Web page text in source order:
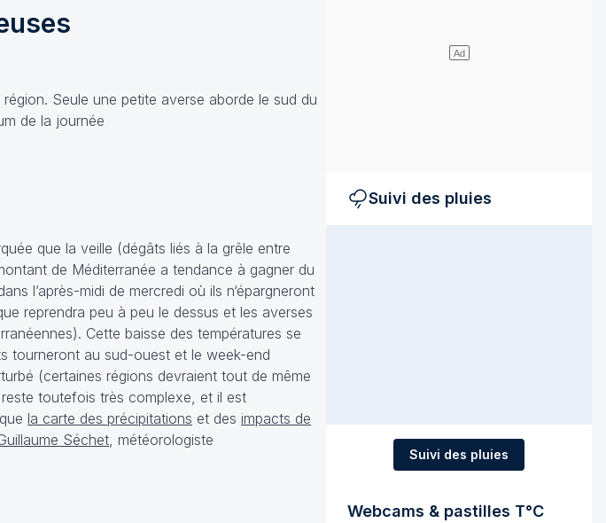
Seule une petite averse aborde le sud du
de la journée
que la veille (dégâts liés à la grêle entre
de Méditerranée a tendance à gagner du
l’après-midi de mercredi où ils n‘épargneront
reprendra peu à peu le dessus et les averses
Cette baisse des températures se
tourneront au sud-ouest et le week-end
(certaines régions devraient tout de même
toutefois très complexe, et il est
la carte des précipitations et des impacts de
Séchet, météorologiste
Suivi des pluies
Suivi des pluies
Webcams & pastilles T°C